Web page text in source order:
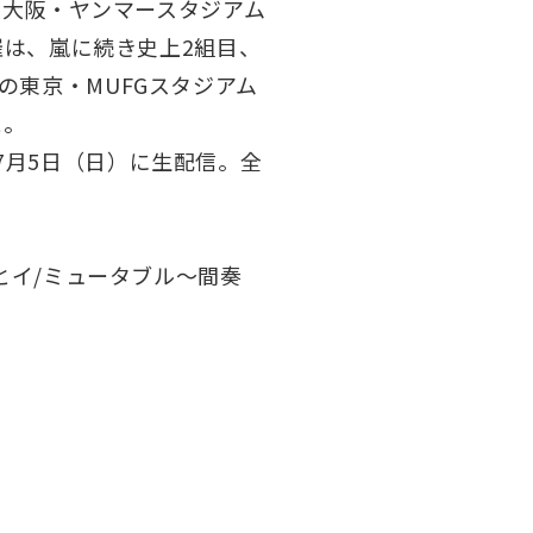
阪・ヤンマースタジアム
、嵐に続き史上2組目、
東京・MUFGスタジアム
5日（日）に生配信。全
イ/ミュータブル〜間奏